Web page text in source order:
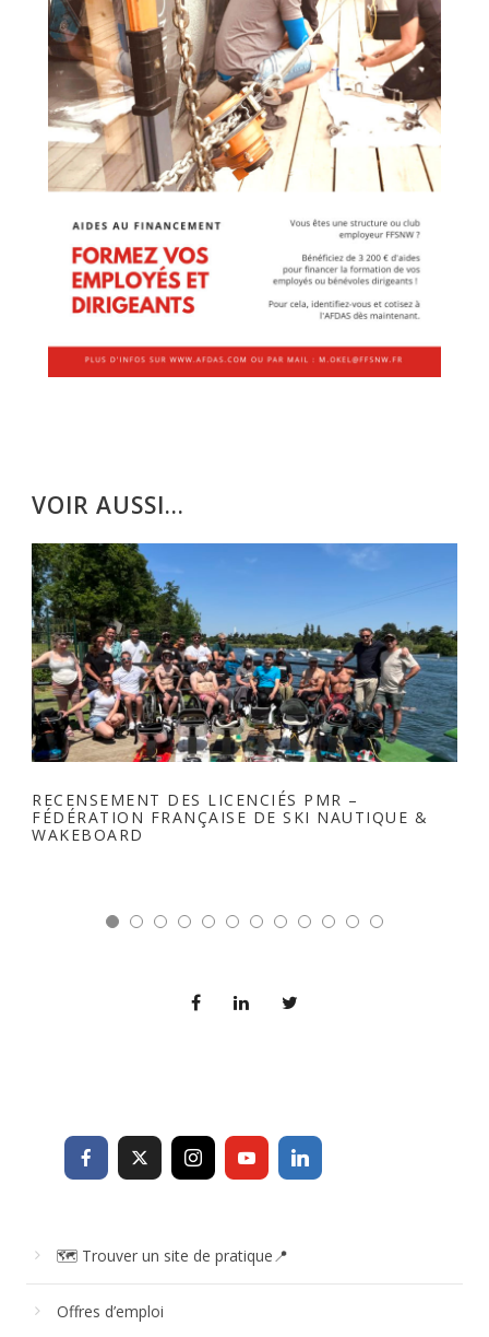
VOIR AUSSI...
RECENSEMENT DES LICENCIÉS PMR –
FÉDÉRATION FRANÇAISE DE SKI NAUTIQUE &
WAKEBOARD
🗺 Trouver un site de pratique📍
Offres d’emploi